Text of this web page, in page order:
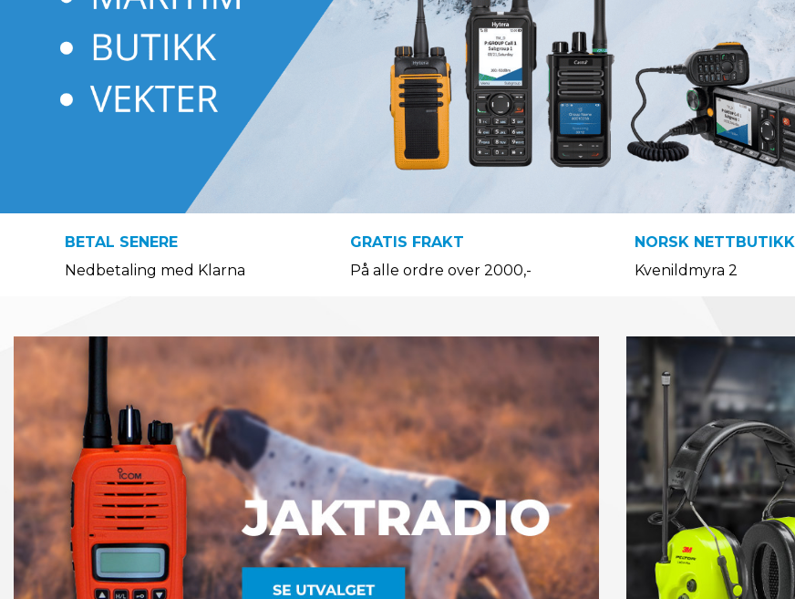
BETAL SENERE
Nedbetaling med Klarna
GRATIS FRAKT
På alle ordre over 2000,-
NORSK NETTBUTIKK
Kvenildmyra 2